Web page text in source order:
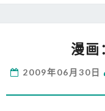
漫画
2009年06月30日